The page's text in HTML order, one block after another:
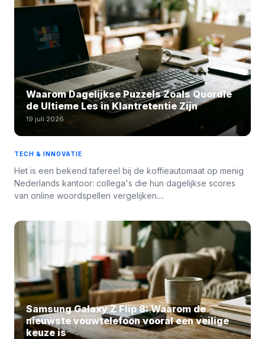
Waarom Dagelijkse Puzzels Zoals Quordle
de Ultieme Les in Klantretentie Zijn
19 juli 2026
TECH & INNOVATIE
Het is een bekend tafereel bij de koffieautomaat op menig
Nederlands kantoor: collega's die hun dagelijkse scores
van online woordspellen vergelijken....
Samsung Galaxy Z Flip 8: Waarom de
nieuwste vouwtelefoon vooral een veilige
keuze is